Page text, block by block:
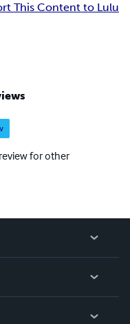
This Content to Lulu
for other